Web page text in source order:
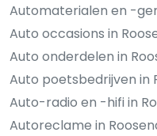
Automaterialen en -
Auto occasions in
Auto onderdelen in
Auto poetsbedrijven in
Auto-radio en -hifi in
Autoreclame in